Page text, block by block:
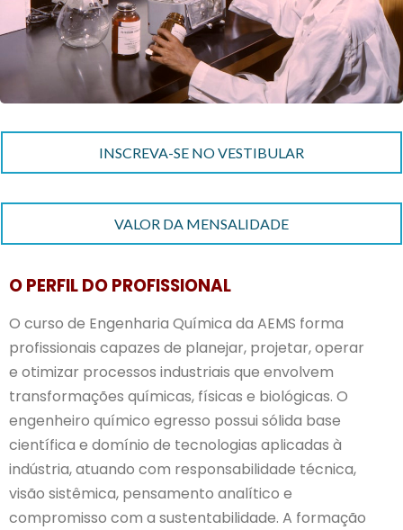
INSCREVA-SE NO VESTIBULAR
VALOR DA MENSALIDADE
O PERFIL DO PROFISSIONAL
O curso de Engenharia Química da AEMS forma
profissionais capazes de planejar, projetar, operar
e otimizar processos industriais que envolvem
transformações químicas, físicas e biológicas. O
engenheiro químico egresso possui sólida base
científica e domínio de tecnologias aplicadas à
indústria, atuando com responsabilidade técnica,
visão sistêmica, pensamento analítico e
compromisso com a sustentabilidade. A formação